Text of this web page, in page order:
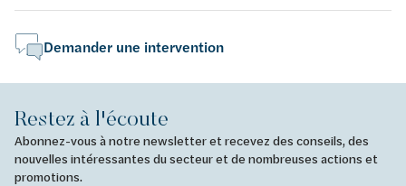
Demander une intervention
Restez à l'écoute
Abonnez-vous à notre newsletter et recevez des conseils, des
nouvelles intéressantes du secteur et de nombreuses actions et
promotions.